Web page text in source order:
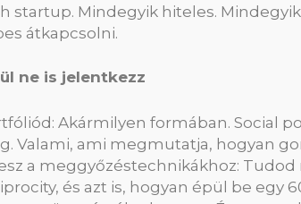
startup. Mindegyik hiteles.
átkapcsolni.
ne is jelentkezz
Akármilyen formában. Social
Valami, ami megmutatja, hogyan
a meggyőzéstechnikákhoz: Tudod
és azt is, hogyan épül be egy